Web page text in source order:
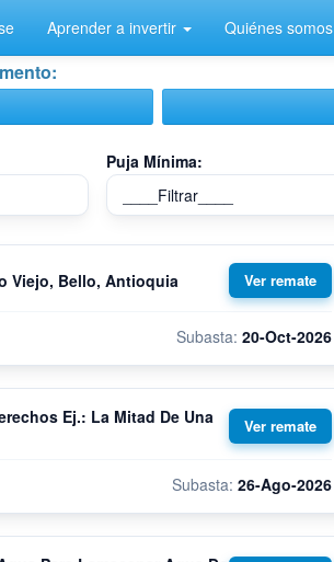
Aprender a invertir Quiénes somos
Puja Mínima:
Viejo, Bello, Antioquia
20-Oct-2026
Ej.: La Mitad De Una
26-Ago-2026